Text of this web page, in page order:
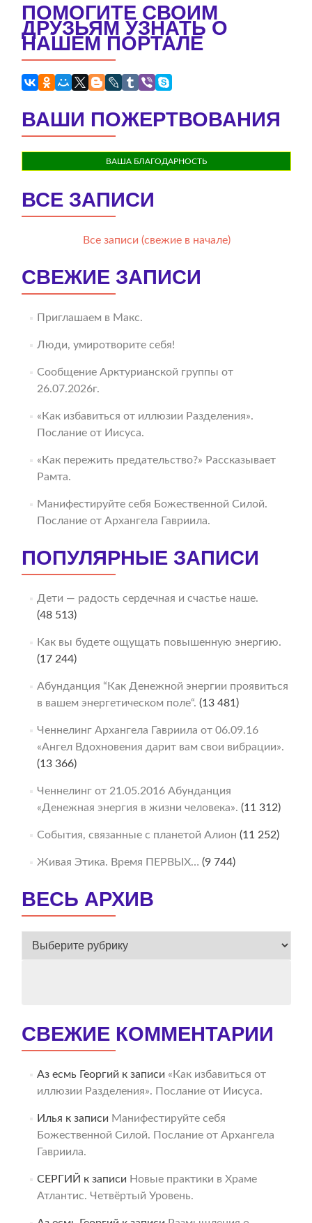
ПОМОГИТЕ СВОИМ
ДРУЗЬЯМ УЗНАТЬ О
НАШЕМ ПОРТАЛЕ
ВАШИ ПОЖЕРТВОВАНИЯ
ВАША БЛАГОДАРНОСТЬ
ВСЕ ЗАПИСИ
Все записи (свежие в начале)
СВЕЖИЕ ЗАПИСИ
Приглашаем в Макс.
Люди, умиротворите себя!
Сообщение Арктурианской группы от
26.07.2026г.
«Как избавиться от иллюзии Разделения».
Послание от Иисуса.
«Как пережить предательство?» Рассказывает
Рамта.
Манифестируйте себя Божественной Силой.
Послание от Архангела Гавриила.
ПОПУЛЯРНЫЕ ЗАПИСИ
Дети — радость сердечная и счастье наше.
(48 513)
Как вы будете ощущать повышенную энергию.
(17 244)
Абунданция “Как Денежной энергии проявиться
в вашем энергетическом поле“. (13 481)
Ченнелинг Архангела Гавриила от 06.09.16
«Ангел Вдохновения дарит вам свои вибрации».
(13 366)
Ченнелинг от 21.05.2016 Абунданция
«Денежная энергия в жизни человека». (11 312)
События, связанные с планетой Алион (11 252)
Живая Этика. Время ПЕРВЫХ… (9 744)
ВЕСЬ АРХИВ
ВЕСЬ
СВЕЖИЕ КОММЕНТАРИИ
Аз есмь Георгий к записи «Как избавиться от
иллюзии Разделения». Послание от Иисуса.
Илья к записи Манифестируйте себя
Божественной Силой. Послание от Архангела
Гавриила.
СЕРГИЙ к записи Новые практики в Храме
Атлантис. Четвёртый Уровень.